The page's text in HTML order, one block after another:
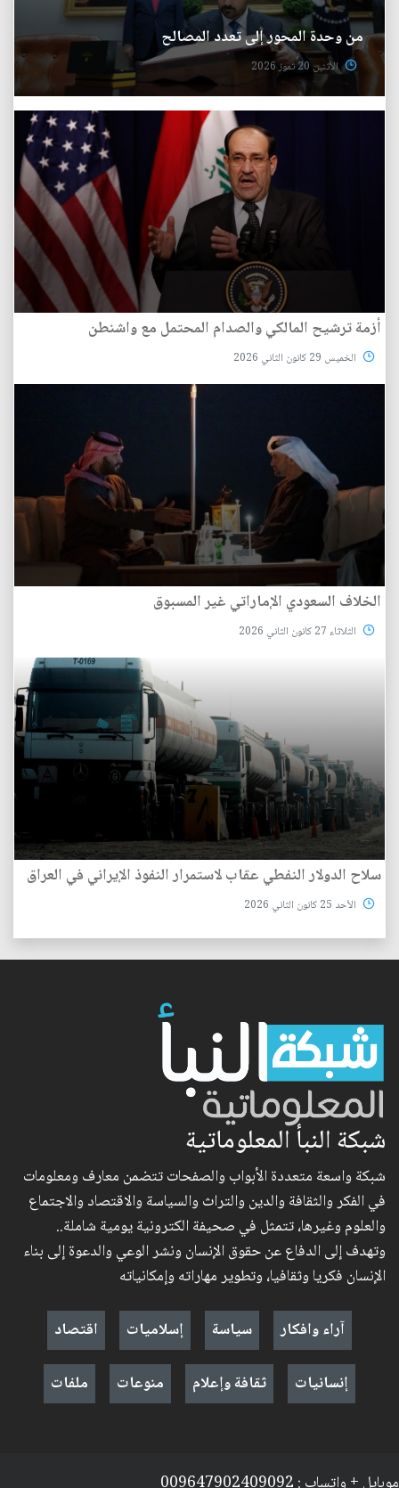
من وحدة المحور إلى تعدد المصالح
الأثنين 20 تموز 2026
أزمة ترشيح المالكي والصدام المحتمل مع واشنطن
الخميس 29 كانون الثاني 2026
الخلاف السعودي الإماراتي غير المسبوق
الثلاثاء 27 كانون الثاني 2026
سلاح الدولار النفطي عقاب لاستمرار النفوذ الإيراني في العراق
الأحد 25 كانون الثاني 2026
شبكة النبأ المعلوماتية
شبكة واسعة متعددة الأبواب والصفحات تتضمن معارف ومعلومات
في الفكر والثقافة والدين والتراث والسياسة والاقتصاد والاجتماع
والعلوم وغيرها، تتمثل في صحيفة الكترونية يومية شاملة..
وتهدف إلى الدفاع عن حقوق الإنسان ونشر الوعي والدعوة إلى بناء
الإنسان فكريا وثقافيا، وتطوير مهاراته وإمكانياته
آراء وافكار
سياسة إسلاميات
اقتصاد
إنسانيات
ثقافة وإعلام منوعات ملفات